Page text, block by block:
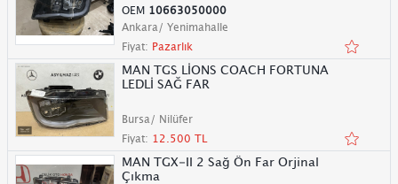
OEM 10663050000
Ankara/ Yenimahalle
Fiyat: Pazarlık
MAN TGS LİONS COACH FORTUNA
LEDLİ SAĞ FAR
Bursa/ Nilüfer
Fiyat: 12.500 TL
MAN TGX-II 2 Sağ Ön Far Orjinal
Çıkma